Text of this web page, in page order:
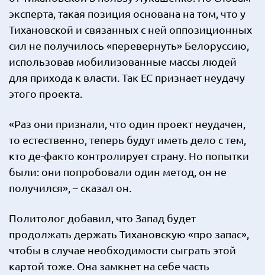
эксперта, такая позиция основана на том, что у
Тихановской и связанных с ней оппозиционных
сил не получилось «перевернуть» Белоруссию,
использовав мобилизованные массы людей
для прихода к власти. Так ЕС признает неудачу
этого проекта.
«Раз они признали, что один проект неудачен,
то естественно, теперь будут иметь дело с тем,
кто де-факто контролирует страну. Но попытки
были: они попробовали один метод, он не
получился», – сказал он.
Политолог добавил, что Запад будет
продолжать держать Тихановскую «про запас»,
чтобы в случае необходимости сыграть этой
картой тоже. Она замкнет на себе часть